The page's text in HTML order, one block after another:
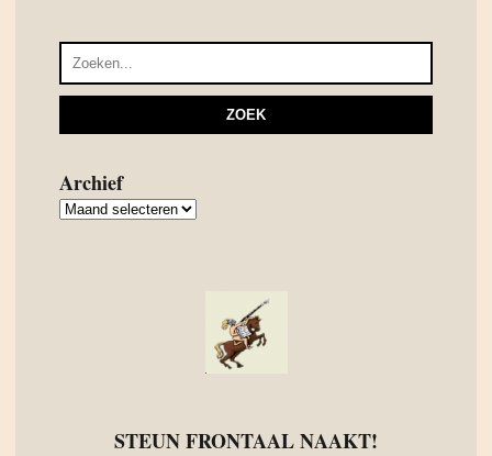
Archief
Archief
STEUN FRONTAAL NAAKT!